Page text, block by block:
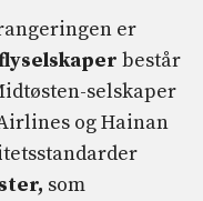
er
består
selskaper
og Hainan
som